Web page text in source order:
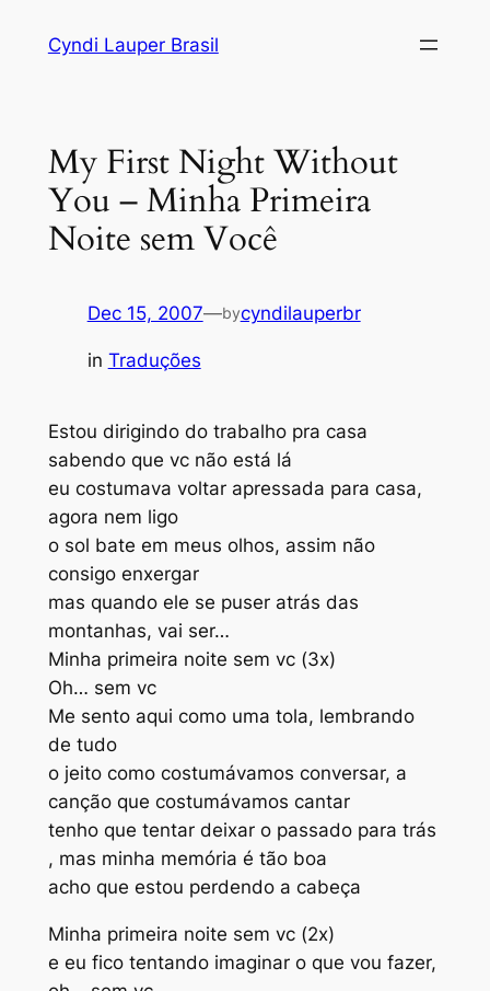
Cyndi Lauper Brasil
My First Night Without
You – Minha Primeira
Noite sem Você
Dec 15, 2007—bycyndilauperbr
in Traduções
Estou dirigindo do trabalho pra casa
sabendo que vc não está lá
eu costumava voltar apressada para casa,
agora nem ligo
o sol bate em meus olhos, assim não
consigo enxergar
mas quando ele se puser atrás das
montanhas, vai ser…
Minha primeira noite sem vc (3x)
Oh… sem vc
Me sento aqui como uma tola, lembrando
de tudo
o jeito como costumávamos conversar, a
canção que costumávamos cantar
tenho que tentar deixar o passado para trás
, mas minha memória é tão boa
acho que estou perdendo a cabeça
Minha primeira noite sem vc (2x)
e eu fico tentando imaginar o que vou fazer,